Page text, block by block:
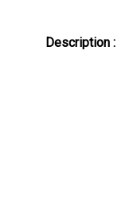
Description :